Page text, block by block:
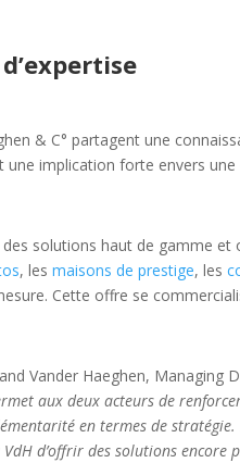
& C° partagent une
implication forte envers
des solutions haut de gamme
, lesmaisons de prestige, les
Cette offre se
Vander Haeghen, Managing
aux deux acteurs de
en termes de
d’offrir des solutions encore